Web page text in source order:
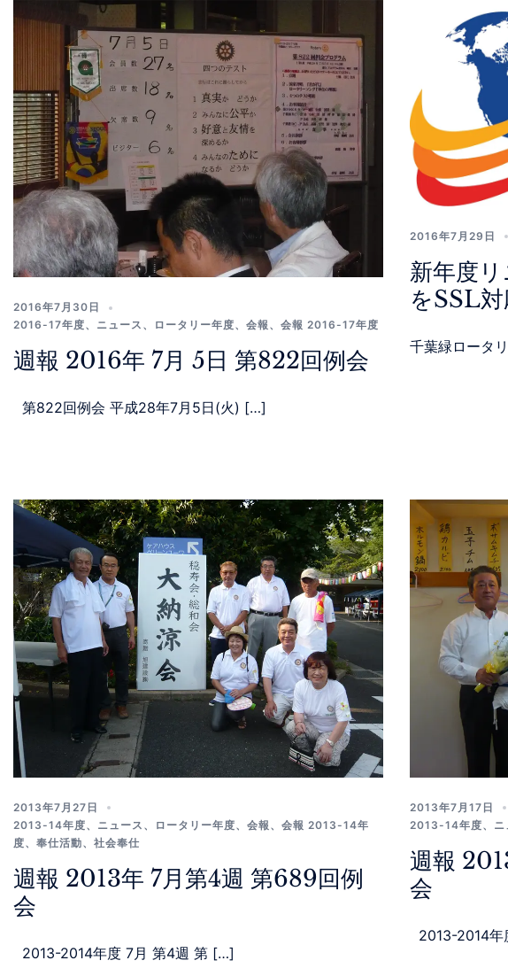
2016年7月30日
2016-17年度、 ニュース 、 ロータリー年度、 会報 、 会報 2016-17年度
週報 2016年 7月 5日 第822回例会
第822回例会 平成28年7月5日(火) […]
2016年7月29日
新年度
をSSL対
千葉緑ロータ
2013年7月27日
2013-14年度、 ニュース 、 ロータリー年度、 会報 、 会報 2013-14年
度、 奉仕活動、 社会奉仕
週報 2013年 7月第4週 第689回例
会
2013-2014年度 7月 第4週 第 […]
2013年7月17日
2013-14年度、 ニ
週報
会
2013-2014